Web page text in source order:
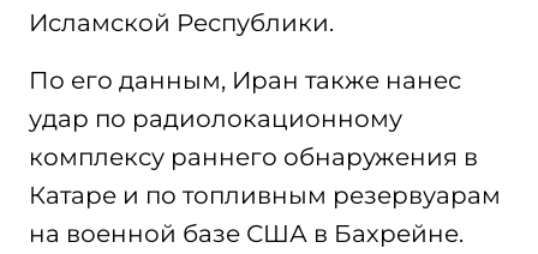
Исламской Республики.
По его данным, Иран также нанес
удар по радиолокационному
комплексу раннего обнаружения в
Катаре и по топливным резервуарам
на военной базе США в Бахрейне.